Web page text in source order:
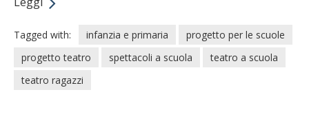
Tagged with: infanzia e primaria
progetto per le scuole
progetto teatro
spettacoli a scuola
teatro a scuola
teatro ragazzi